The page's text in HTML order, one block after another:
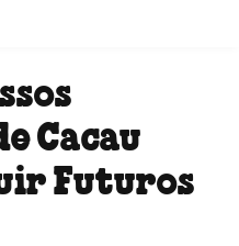
Cacau
Futuros